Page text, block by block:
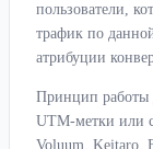
пользователи,
трафик по
атрибуции
Принцип работы
UTM-метки или
Voluum, Keitaro,